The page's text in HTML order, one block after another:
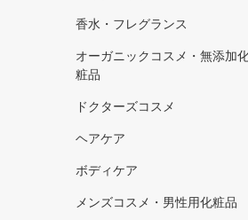
香水・フレグランス
オーガニックコスメ・無添加
粧品
ドクターズコスメ
ヘアケア
ボディケア
メンズコスメ・男性用化粧品